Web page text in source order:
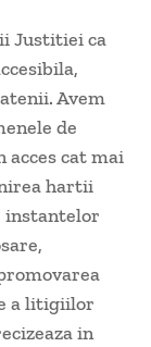
Justitiei ca
Avem
de
cat mai
hartii
instantelor
a litigiilor
in